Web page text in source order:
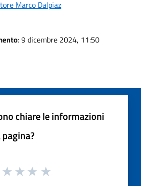
Marco Dalpiaz
: 9 dicembre 2024, 11:50
chiare le informazioni